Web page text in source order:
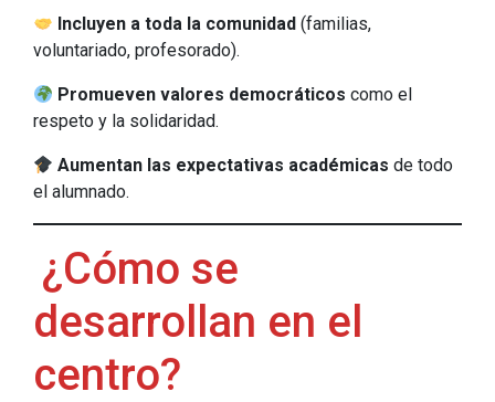
Incluyen a toda la comunidad (familias,
voluntariado, profesorado).
Promueven valores democráticos como el
respeto y la solidaridad.
Aumentan las expectativas académicas de todo
el alumnado.
¿Cómo se
desarrollan en el
centro?